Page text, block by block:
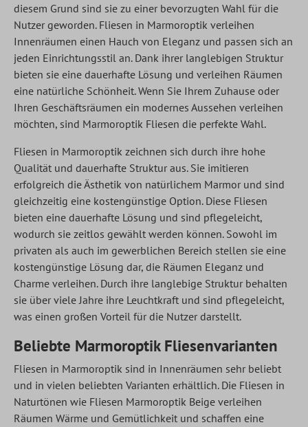
diesem Grund sind sie zu einer bevorzugten Wahl für die
Nutzer geworden. Fliesen in Marmoroptik verleihen
Innenräumen einen Hauch von Eleganz und passen sich an
jeden Einrichtungsstil an. Dank ihrer langlebigen Struktur
bieten sie eine dauerhafte Lösung und verleihen Räumen
eine natürliche Schönheit. Wenn Sie Ihrem Zuhause oder
Ihren Geschäftsräumen ein modernes Aussehen verleihen
möchten, sind Marmoroptik Fliesen die perfekte Wahl.
Fliesen in Marmoroptik zeichnen sich durch ihre hohe
Qualität und dauerhafte Struktur aus. Sie imitieren
erfolgreich die Ästhetik von natürlichem Marmor und sind
gleichzeitig eine kostengünstige Option. Diese Fliesen
bieten eine dauerhafte Lösung und sind pflegeleicht,
wodurch sie zeitlos gewählt werden können. Sowohl im
privaten als auch im gewerblichen Bereich stellen sie eine
kostengünstige Lösung dar, die Räumen Eleganz und
Charme verleihen. Durch ihre langlebige Struktur behalten
sie über viele Jahre ihre Leuchtkraft und sind pflegeleicht,
was einen großen Vorteil für die Nutzer darstellt.
Beliebte Marmoroptik Fliesenvarianten
Fliesen in Marmoroptik sind in Innenräumen sehr beliebt
und in vielen beliebten Varianten erhältlich. Die Fliesen in
Naturtönen wie Fliesen Marmoroptik Beige verleihen
Räumen Wärme und Gemütlichkeit und schaffen eine